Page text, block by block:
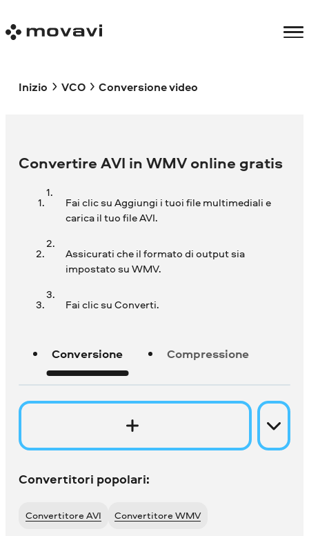
Inizio VCO Conversione video
Convertire AVI in WMV online gratis
Fai clic su Aggiungi i tuoi file multimediali e
carica il tuo file AVI.
Assicurati che il formato di output sia
impostato su WMV.
Fai clic su Converti.
Conversione Compressione
Convertitori popolari:
Convertitore AVI Convertitore WMV